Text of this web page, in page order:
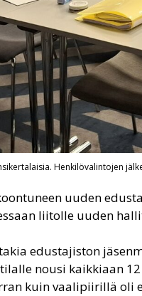
Henkilövalintojen
uuden
liitolle uuden
edustajiston
nousi kaikkiaan
kuin vaalipiirillä oli